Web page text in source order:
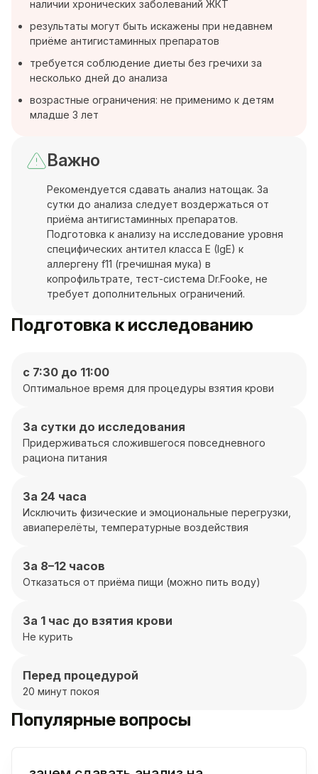
наличии хронических заболеваний ЖКТ
результаты могут быть искажены при недавнем
приёме антигистаминных препаратов
требуется соблюдение диеты без гречихи за
несколько дней до анализа
возрастные ограничения: не применимо к детям
младше 3 лет
Важно
Рекомендуется сдавать анализ натощак. За
сутки до анализа следует воздержаться от
приёма антигистаминных препаратов.
Подготовка к анализу на исследование уровня
специфических антител класса E (IgE) к
аллергену f11 (гречишная мука) в
копрофильтрате, тест-система Dr.Fooke, не
требует дополнительных ограничений.
Подготовка к исследованию
с 7:30 до 11:00
Оптимальное время для процедуры взятия крови
За сутки до исследования
Придерживаться сложившегося повседневного
рациона питания
За 24 часа
Исключить физические и эмоциональные перегрузки,
авиаперелёты, температурные воздействия
За 8–12 часов
Отказаться от приёма пищи (можно пить воду)
За 1 час до взятия крови
Не курить
Перед процедурой
20 минут покоя
Популярные вопросы